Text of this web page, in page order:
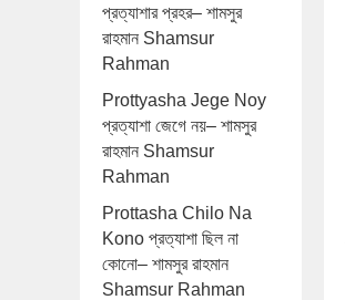
প্রত্যাশার প্রহর– শামসুর
রাহমান Shamsur
Rahman
Prottyasha Jege Noy
প্রত্যাশা জেগে নয়– শামসুর
রাহমান Shamsur
Rahman
Prottasha Chilo Na
Kono প্রত্যাশা ছিল না
কোনো– শামসুর রাহমান
Shamsur Rahman